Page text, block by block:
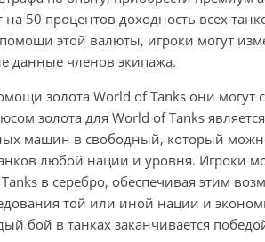
на 50 процентов доходность всех
этой валюты, игроки могут
данные членов экипажа.
золота World of Tanks они могут
золота для World of Tanks
машин в свободный, который
любой нации и уровня. Игроки
в серебро, обеспечивая этим
той или иной нации и
бой в танках заканчивается